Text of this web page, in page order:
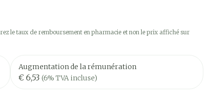
le taux de remboursement en pharmacie et non le prix affiché sur
Augmentation de la rémunération
€ 6,53 (6% TVA incluse)